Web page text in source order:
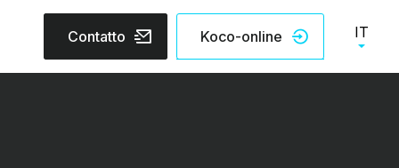
Contatto Koco-online IT